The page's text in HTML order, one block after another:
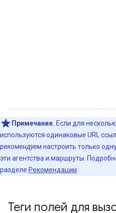
Примечание. Если для
используются одинаковые URL
рекомендуемнастроить только
эти агентства и маршруты.
разделе Рекомендации
Теги полей для